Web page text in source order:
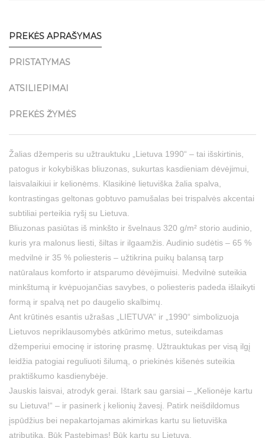
PREKĖS APRAŠYMAS
PRISTATYMAS
ATSILIEPIMAI
PREKĖS ŽYMĖS
Žalias džemperis su užtrauktuku „Lietuva 1990“ – tai išskirtinis,
patogus ir kokybiškas bliuzonas, sukurtas kasdieniam dėvėjimui,
laisvalaikiui ir kelionėms. Klasikinė lietuviška žalia spalva,
kontrastingas geltonas gobtuvo pamušalas bei trispalvės akcentai
subtiliai perteikia ryšį su Lietuva.
Bliuzonas pasiūtas iš minkšto ir švelnaus 320 g/m² storio audinio,
kuris yra malonus liesti, šiltas ir ilgaamžis. Audinio sudėtis – 65 %
medvilnė ir 35 % poliesteris – užtikrina puikų balansą tarp
natūralaus komforto ir atsparumo dėvėjimuisi. Medvilnė suteikia
minkštumą ir kvėpuojančias savybes, o poliesteris padeda išlaikyti
formą ir spalvą net po daugelio skalbimų.
Ant krūtinės esantis užrašas „LIETUVA“ ir „1990“ simbolizuoja
Lietuvos nepriklausomybės atkūrimo metus, suteikdamas
džemperiui emocinę ir istorinę prasmę. Užtrauktukas per visą ilgį
leidžia patogiai reguliuoti šilumą, o priekinės kišenės suteikia
praktiškumo kasdienybėje.
Jauskis laisvai, atrodyk gerai. Ištark sau garsiai – „Kelionėje kartu
su Lietuva!“ – ir pasinerk į kelionių žavesį. Patirk neišdildomus
įspūdžius bei nepakartojamas akimirkas kartu su lietuviška
atributika. Būk Pastebimas! Būk kartu su Lietuva.